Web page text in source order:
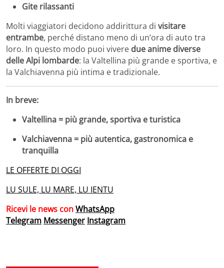
Gite rilassanti
Molti viaggiatori decidono addirittura di visitare
entrambe, perché distano meno di un’ora di auto tra
loro. In questo modo puoi vivere due anime diverse
delle Alpi lombarde: la Valtellina più grande e sportiva, e
la Valchiavenna più intima e tradizionale.
In breve:
Valtellina = più grande, sportiva e turistica
Valchiavenna = più autentica, gastronomica e
tranquilla
LE OFFERTE DI OGGI
LU SULE, LU MARE, LU IENTU
Ricevi le news conWhatsApp
Telegram Messenger Instagram